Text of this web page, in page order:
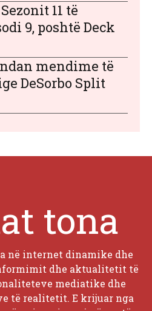
11 të
9, poshtë Deck
mendime të
DeSorbo Split
tona
në internet dinamike dhe
dhe aktualitetit të
mediatike dhe
të realitetit. E krijuar nga